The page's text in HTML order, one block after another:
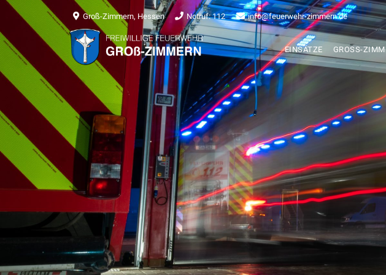
Groß-Zimmern, Hessen Notruf: 112 info@feuerwehr-zimmern.de
EINSÄTZE GROSS-